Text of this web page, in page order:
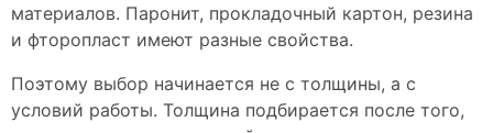
материалов. Паронит, прокладочный картон, резина
и фторопласт имеют разные свойства.
Поэтому выбор начинается не с толщины, а с
условий работы. Толщина подбирается после того,